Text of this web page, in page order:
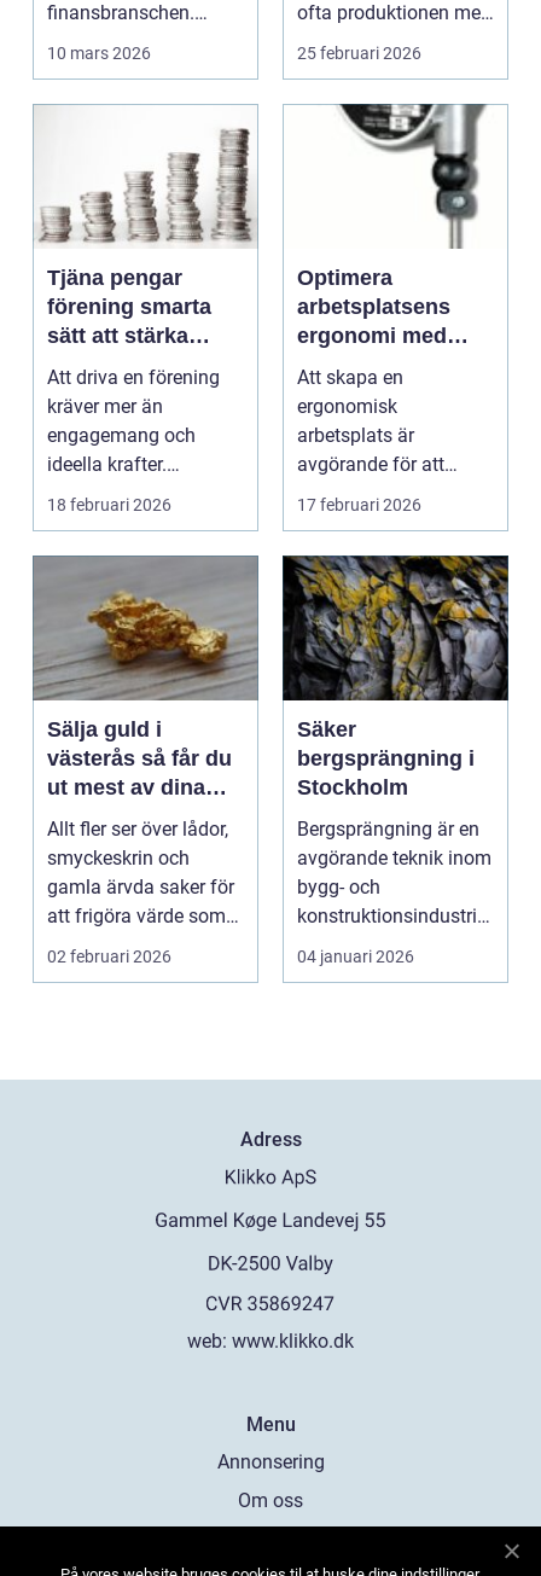
finansbranschen.
Bolag bygger nya
10 mars 2026
ofta produktionen med
den. Fö...
25 februari 2026
Tjäna pengar
förening smarta
sätt att stärka
kassan utan
krångel
Att driva en förening
kräver mer än
engagemang och
ideella krafter.
Träningshallar ska
18 februari 2026
Optimera
arbetsplatsens
ergonomi med
balansblock
Att skapa en
ergonomisk
arbetsplats är
avgörande för att
främja hälsa och v...
17 februari 2026
Sälja guld i
västerås så får du
ut mest av dina
smycken och mynt
Allt fler ser över lådor,
smyckeskrin och
gamla ärvda saker för
att frigöra värde som
bara ligger he...
02 februari 2026
Säker
bergsprängning i
Stockholm
Bergsprängning är en
avgörande teknik inom
bygg- och
konstruktionsindustrin.
Den anv&...
04 januari 2026
Adress
web: www.klikko.dk
Menu
Annonsering
Om oss